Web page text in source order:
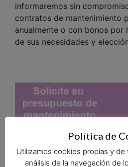
informaremos sin
contratos de mantenimiento
anualmente o con bonos por
de sus necesidades y
Política de
Utilizamos cookies propias y de
análisis de la navegación de